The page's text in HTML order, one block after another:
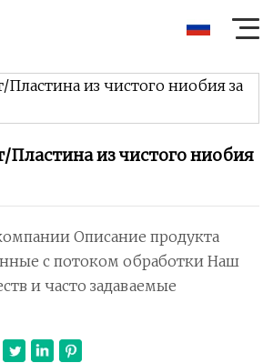
Пластина из чистого ниобия
Описание продукта
с потоком обработки Наш
и часто задаваемые